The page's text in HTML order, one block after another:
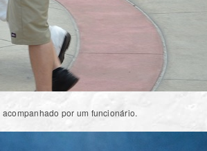
acompanhado por um funcionário.